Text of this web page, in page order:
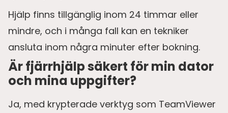
Hjälp finns tillgänglig inom 24 timmar eller
mindre, och i många fall kan en tekniker
ansluta inom några minuter efter bokning.
Är fjärrhjälp säkert för min dator
och mina uppgifter?
Ja, med krypterade verktyg som TeamViewer